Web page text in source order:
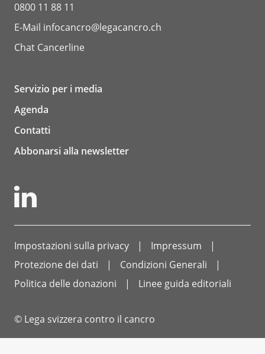
0800 11 88 11
E-Mail infocancro@legacancro.ch
Chat Cancerline
Servizio per i media
Agenda
Contatti
Abbonarsi alla newsletter
Impostazioni sulla privacy
Impressum
Protezione dei dati
Condizioni Generali
Politica delle donazioni
Linee guida editoriali
© Lega svizzera contro il cancro